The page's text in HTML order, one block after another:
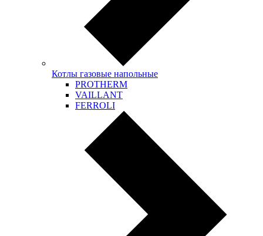
Котлы газовые напольные
PROTHERM
VAILLANT
FERROLI